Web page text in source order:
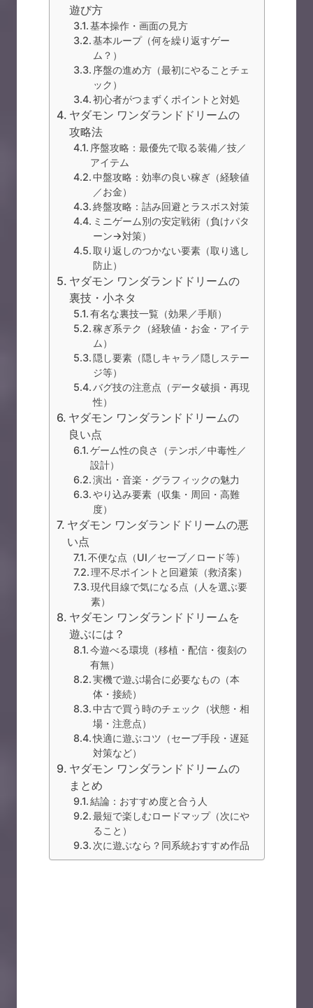
遊び方
基本操作・画面の見方
基本ループ（何を繰り返すゲー
ム？）
序盤の進め方（最初にやることチェ
ック）
初心者がつまずくポイントと対処
ヤダモン ワンダランドドリームの
攻略法
序盤攻略：最優先で取る装備／技／
アイテム
中盤攻略：効率の良い稼ぎ（経験値
／お金）
終盤攻略：詰み回避とラスボス対策
ミニゲーム別の安定戦術（負けパタ
ーン→対策）
取り返しのつかない要素（取り逃し
防止）
ヤダモン ワンダランドドリームの
裏技・小ネタ
有名な裏技一覧（効果／手順）
稼ぎ系テク（経験値・お金・アイテ
ム）
隠し要素（隠しキャラ／隠しステー
ジ等）
バグ技の注意点（データ破損・再現
性）
ヤダモン ワンダランドドリームの
良い点
ゲーム性の良さ（テンポ／中毒性／
設計）
演出・音楽・グラフィックの魅力
やり込み要素（収集・周回・高難
度）
ヤダモン ワンダランドドリームの悪
い点
不便な点（UI／セーブ／ロード等）
理不尽ポイントと回避策（救済案）
現代目線で気になる点（人を選ぶ要
素）
ヤダモン ワンダランドドリームを
遊ぶには？
今遊べる環境（移植・配信・復刻の
有無）
実機で遊ぶ場合に必要なもの（本
体・接続）
中古で買う時のチェック（状態・相
場・注意点）
快適に遊ぶコツ（セーブ手段・遅延
対策など）
ヤダモン ワンダランドドリームの
まとめ
結論：おすすめ度と合う人
最短で楽しむロードマップ（次にや
ること）
次に遊ぶなら？同系統おすすめ作品